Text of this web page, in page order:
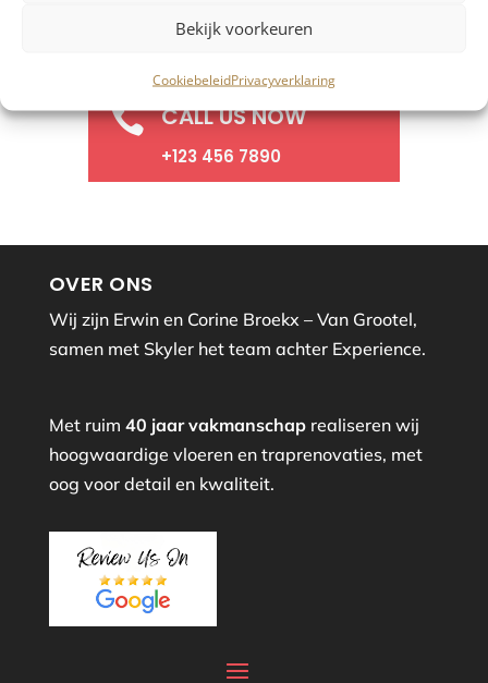
Bekijk voorkeuren
CookiebeleidPrivacyverklaring
 CALL US NOW
+123 456 7890
OVER ONS
Wij zijn Erwin en Corine Broekx – Van Grootel,
samen met Skyler het team achter Experience.
Met ruim 40 jaar vakmanschaprealiseren wij
hoogwaardige vloeren en traprenovaties, met
oog voor detail en kwaliteit.